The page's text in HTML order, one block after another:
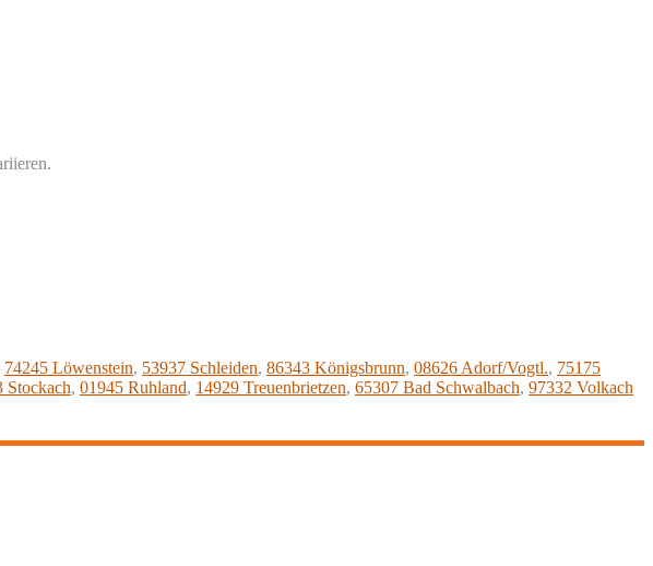
74245 Löwenstein, 53937 Schleiden, 86343 Königsbrunn, 08626 Adorf/Vogtl., 75175
Stockach, 01945 Ruhland, 14929 Treuenbrietzen, 65307 Bad Schwalbach, 97332 Volkach